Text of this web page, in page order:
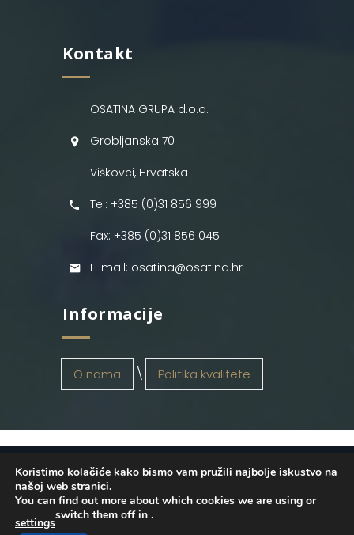
Kontakt
OSATINA GRUPA d.o.o.
Grobljanska 70
Viškovci, Hrvatska
Tel: +385 (0)31 856 999
Fax: +385 (0)31 856 045
E-mail: osatina@osatina.hr
Informacije
O nama Politika kvalitete
OSATINA GRUPA d.o.o. 2026
. Configured
byINFOS Osijek. Sva prava pridržana.
Koristimo kolačiće kako bismo vam pružili najbolje iskustvo na
našoj web stranici.
You can find out more about which cookies we are using or
switch them off in
settings
.